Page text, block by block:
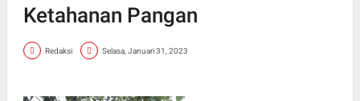
Ketahanan Pangan
Redaksi Selasa, Januari 31, 2023